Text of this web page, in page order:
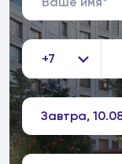
+7
Завтра,